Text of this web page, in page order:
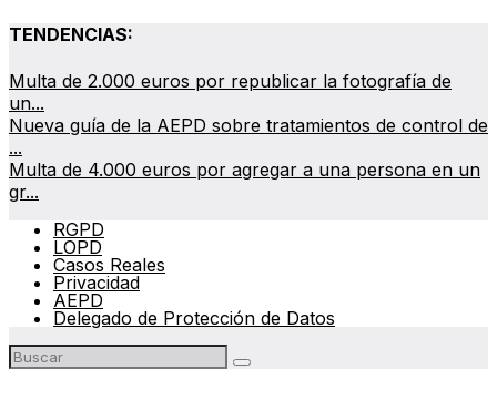
TENDENCIAS:
Multa de 2.000 euros por republicar la fotografía de
un...
Nueva guía de la AEPD sobre tratamientos de control de
...
Multa de 4.000 euros por agregar a una persona en un
gr...
RGPD
LOPD
Casos Reales
Privacidad
AEPD
Delegado de Protección de Datos